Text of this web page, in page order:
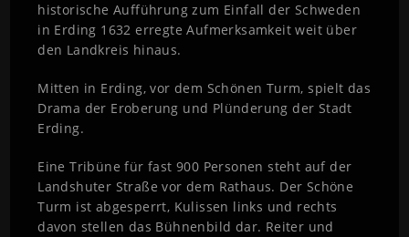
historische Aufführung zum Einfall der Schweden
in Erding 1632 erregte Aufmerksamkeit weit über
den Landkreis hinaus.
Mitten in Erding, vor dem Schönen Turm, spielt das
Drama der Eroberung und Plünderung der Stadt
Erding.
Eine Tribüne für fast 900 Personen steht auf der
Landshuter Straße vor dem Rathaus. Der Schöne
Turm ist abgesperrt, Kulissen links und rechts
davon stellen das Bühnenbild dar. Reiter und